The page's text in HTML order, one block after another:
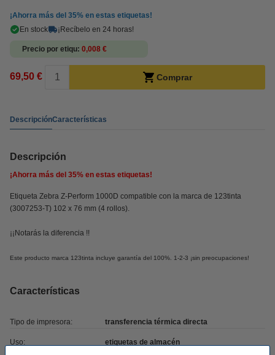
¡Ahorra más del 35% en estas etiquetas!
En stock
¡Recíbelo en 24 horas!
Precio por etiqu 0,008 €
69,50 € Comprar
DescripciónCaracterísticas
Descripción
¡Ahorra más del 35% en estas etiquetas!
Etiqueta Zebra Z-Perform 1000D compatible con la marca de 123tinta
(3007253-T) 102 x 76 mm (4 rollos).
¡¡Notarás la diferencia !!
Este producto marca 123tinta incluye garantía del 100%. 1-2-3 ¡sin preocupaciones!
Características
Tipo de impresora: transferencia térmica directa
Uso: etiquetas de almacén